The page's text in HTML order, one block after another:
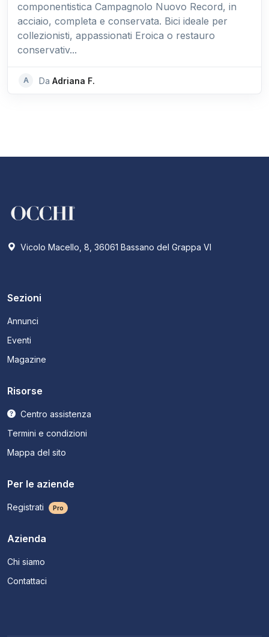
componentistica Campagnolo Nuovo Record, in
acciaio, completa e conservata. Bici ideale per
collezionisti, appassionati Eroica o restauro
conservativ...
A Da Adriana F.
Vicolo Macello, 8, 36061 Bassano del Grappa VI
Sezioni
Annunci
Eventi
Magazine
Risorse
Centro assistenza
Termini e condizioni
Mappa del sito
Per le aziende
Registrati Pro
Azienda
Chi siamo
Contattaci